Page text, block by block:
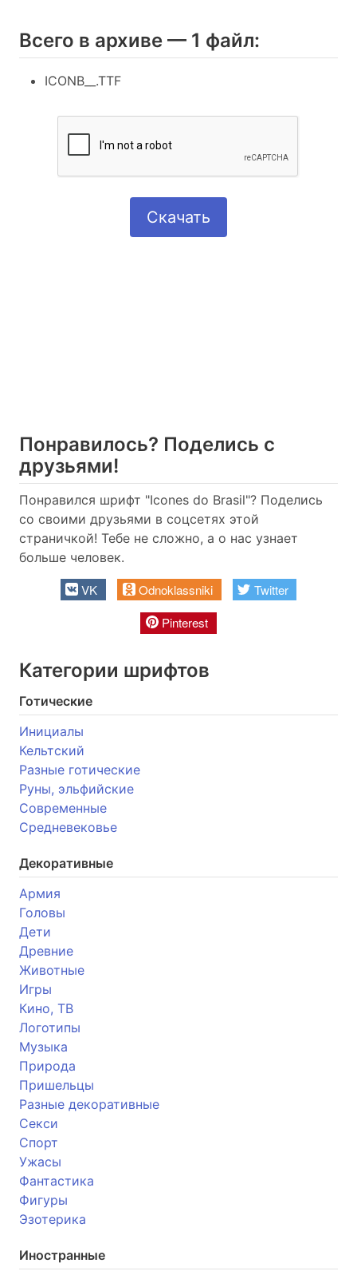
Всего в архиве — 1 файл:
ICONB__.TTF
Скачать
Понравилось? Поделись с
друзьями!
Понравился шрифт "Icones do Brasil"? Поделись
со своими друзьями в соцсетях этой
страничкой! Тебе не сложно, а о нас узнает
больше человек.
VK Odnoklassniki
Twitter
Pinterest
Категории шрифтов
Готические
Инициалы
Кельтский
Разные готические
Руны, эльфийские
Современные
Средневековье
Декоративные
Армия
Головы
Дети
Древние
Животные
Игры
Кино, ТВ
Логотипы
Музыка
Природа
Пришельцы
Разные декоративные
Секси
Спорт
Ужасы
Фантастика
Фигуры
Эзотерика
Иностранные